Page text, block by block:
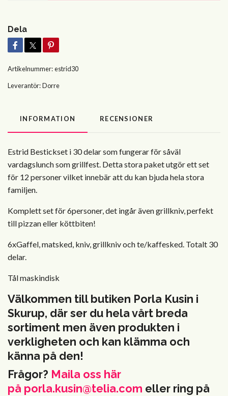
Dela
Artikelnummer:estrid30
Leverantör:Dorre
INFORMATION RECENSIONER
Estrid Bestickset i 30 delar som fungerar för såväl
vardagslunch som grillfest. Detta stora paket utgör ett set
för 12 personer vilket innebär att du kan bjuda hela stora
familjen.
Komplett set för 6personer, det ingår även grillkniv, perfekt
till pizzan eller köttbiten!
6xGaffel, matsked, kniv, grillkniv och te/kaffesked. Totalt 30
delar.
Tål maskindisk
Välkommen till butiken Porla Kusin i
Skurup, där ser du hela vårt breda
sortiment men även produkten i
verkligheten och kan klämma och
känna på den!
Frågor? Maila oss här
på porla.kusin@telia.com eller ring på